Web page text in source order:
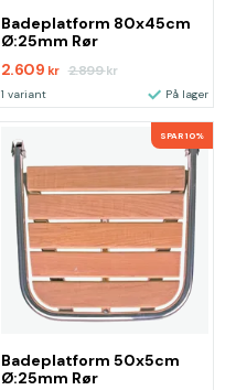
Badeplatform 80x45cm
Ø:25mm Rør
2.609 kr 2.899kr
1 variant På lager
SPAR 10%
Badeplatform 50x5cm
Ø:25mm Rør